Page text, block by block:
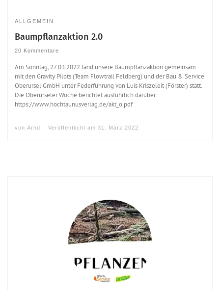
ALLGEMEIN
Baumpflanzaktion 2.0
20 Kommentare
Am Sonntag, 27.03.2022 fand unsere Baumpflanzaktion gemeinsam
mit den Gravity Pilots (Team Flowtrail Feldberg) und der Bau & Service
Oberursel GmbH unter Federführung von Luis Kriszeleit (Förster) statt.
Die Oberurseler Woche berichtet ausführlich darüber:
https://www.hochtaunusverlag.de/akt_o.pdf
von Arnd Veröffentlicht am 31. März 2022